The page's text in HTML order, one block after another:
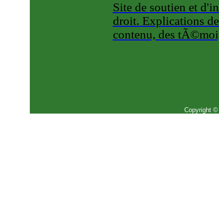
Site de soutien et
droit. Explications
contenu, des
Copyright